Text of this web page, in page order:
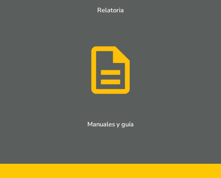
Relatoria
Manuales y guía